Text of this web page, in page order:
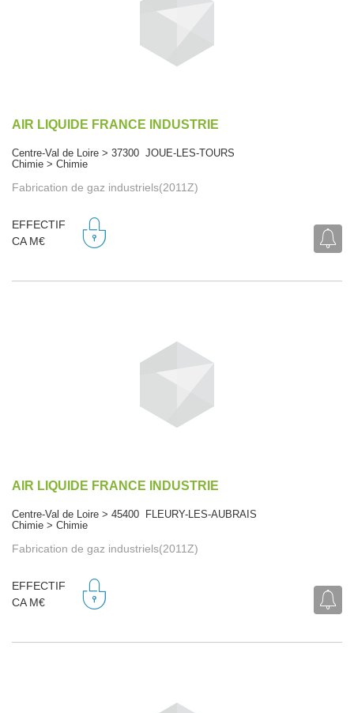
AIR LIQUIDE FRANCE INDUSTRIE
Centre-Val de Loire > 37300 JOUE-LES-TOURS
Chimie > Chimie
Fabrication de gaz industriels(2011Z)
EFFECTIF
CA M€
AIR LIQUIDE FRANCE INDUSTRIE
Centre-Val de Loire > 45400 FLEURY-LES-AUBRAIS
Chimie > Chimie
Fabrication de gaz industriels(2011Z)
EFFECTIF
CA M€